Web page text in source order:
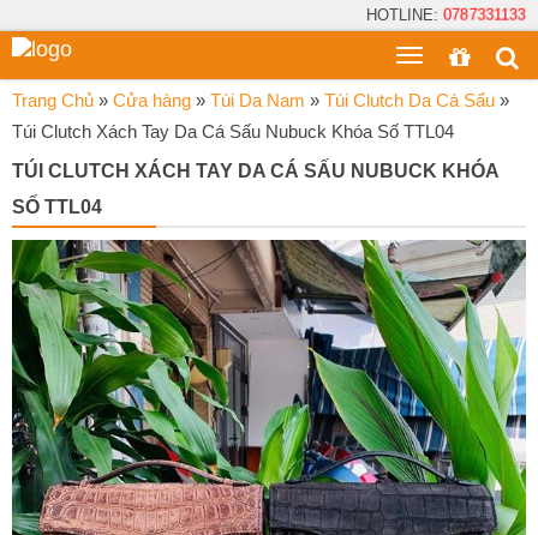
HOTLINE: 0787331133
Toggle
menu
Trang Chủ » Cửa hàng » Túi Da Nam » Túi Clutch Da Cá Sấu »
Túi Clutch Xách Tay Da Cá Sấu Nubuck Khóa Số TTL04
TÚI CLUTCH XÁCH TAY DA CÁ SẤU NUBUCK KHÓA
SỐ TTL04